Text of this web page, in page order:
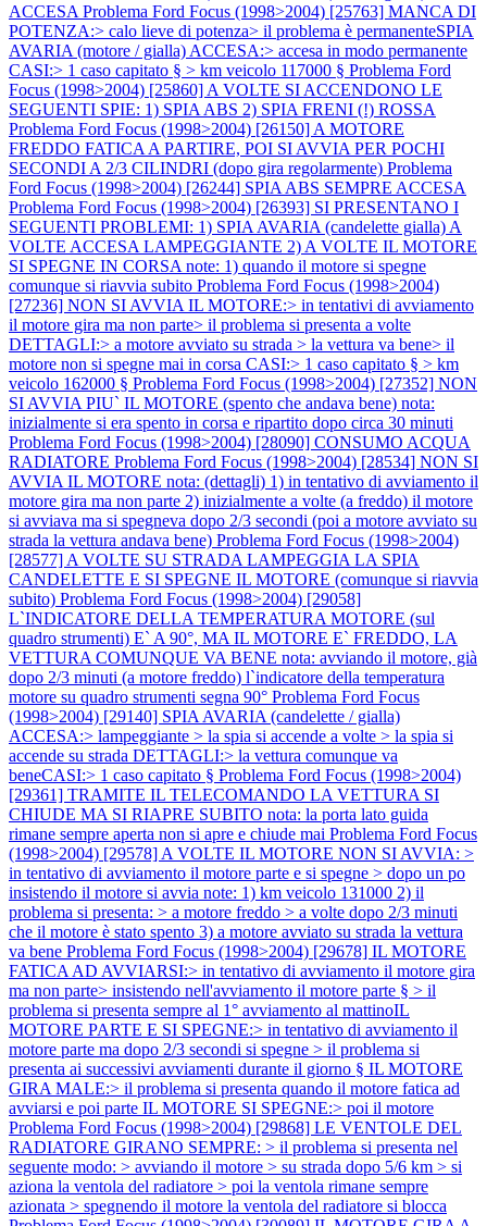
ACCESA Problema Ford Focus (1998>2004) [25763] MANCA DI
POTENZA:> calo lieve di potenza> il problema è permanenteSPIA
AVARIA (motore / gialla) ACCESA:> accesa in modo permanente
CASI:> 1 caso capitato § > km veicolo 117000 § Problema Ford
Focus (1998>2004) [25860] A VOLTE SI ACCENDONO LE
SEGUENTI SPIE: 1) SPIA ABS 2) SPIA FRENI (!) ROSSA
Problema Ford Focus (1998>2004) [26150] A MOTORE
FREDDO FATICA A PARTIRE, POI SI AVVIA PER POCHI
SECONDI A 2/3 CILINDRI (dopo gira regolarmente) Problema
Ford Focus (1998>2004) [26244] SPIA ABS SEMPRE ACCESA
Problema Ford Focus (1998>2004) [26393] SI PRESENTANO I
SEGUENTI PROBLEMI: 1) SPIA AVARIA (candelette gialla) A
VOLTE ACCESA LAMPEGGIANTE 2) A VOLTE IL MOTORE
SI SPEGNE IN CORSA note: 1) quando il motore si spegne
comunque si riavvia subito Problema Ford Focus (1998>2004)
[27236] NON SI AVVIA IL MOTORE:> in tentativi di avviamento
il motore gira ma non parte> il problema si presenta a volte
DETTAGLI:> a motore avviato su strada > la vettura va bene> il
motore non si spegne mai in corsa CASI:> 1 caso capitato § > km
veicolo 162000 § Problema Ford Focus (1998>2004) [27352] NON
SI AVVIA PIU` IL MOTORE (spento che andava bene) nota:
inizialmente si era spento in corsa e ripartito dopo circa 30 minuti
Problema Ford Focus (1998>2004) [28090] CONSUMO ACQUA
RADIATORE Problema Ford Focus (1998>2004) [28534] NON SI
AVVIA IL MOTORE nota: (dettagli) 1) in tentativo di avviamento il
motore gira ma non parte 2) inizialmente a volte (a freddo) il motore
si avviava ma si spegneva dopo 2/3 secondi (poi a motore avviato su
strada la vettura andava bene) Problema Ford Focus (1998>2004)
[28577] A VOLTE SU STRADA LAMPEGGIA LA SPIA
CANDELETTE E SI SPEGNE IL MOTORE (comunque si riavvia
subito) Problema Ford Focus (1998>2004) [29058]
L`INDICATORE DELLA TEMPERATURA MOTORE (sul
quadro strumenti) E` A 90°, MA IL MOTORE E` FREDDO, LA
VETTURA COMUNQUE VA BENE nota: avviando il motore, già
dopo 2/3 minuti (a motore freddo) l`indicatore della temperatura
motore su quadro strumenti segna 90° Problema Ford Focus
(1998>2004) [29140] SPIA AVARIA (candelette / gialla)
ACCESA:> lampeggiante > la spia si accende a volte > la spia si
accende su strada DETTAGLI:> la vettura comunque va
beneCASI:> 1 caso capitato § Problema Ford Focus (1998>2004)
[29361] TRAMITE IL TELECOMANDO LA VETTURA SI
CHIUDE MA SI RIAPRE SUBITO nota: la porta lato guida
rimane sempre aperta non si apre e chiude mai Problema Ford Focus
(1998>2004) [29578] A VOLTE IL MOTORE NON SI AVVIA: >
in tentativo di avviamento il motore parte e si spegne > dopo un po
insistendo il motore si avvia note: 1) km veicolo 131000 2) il
problema si presenta: > a motore freddo > a volte dopo 2/3 minuti
che il motore è stato spento 3) a motore avviato su strada la vettura
va bene Problema Ford Focus (1998>2004) [29678] IL MOTORE
FATICA AD AVVIARSI:> in tentativo di avviamento il motore gira
ma non parte> insistendo nell'avviamento il motore parte § > il
problema si presenta sempre al 1° avviamento al mattinoIL
MOTORE PARTE E SI SPEGNE:> in tentativo di avviamento il
motore parte ma dopo 2/3 secondi si spegne > il problema si
presenta ai successivi avviamenti durante il giorno § IL MOTORE
GIRA MALE:> il problema si presenta quando il motore fatica ad
avviarsi e poi parte IL MOTORE SI SPEGNE:> poi il motore
Problema Ford Focus (1998>2004) [29868] LE VENTOLE DEL
RADIATORE GIRANO SEMPRE: > il problema si presenta nel
seguente modo: > avviando il motore > su strada dopo 5/6 km > si
aziona la ventola del radiatore > poi la ventola rimane sempre
azionata > spegnendo il motore la ventola del radiatore si blocca